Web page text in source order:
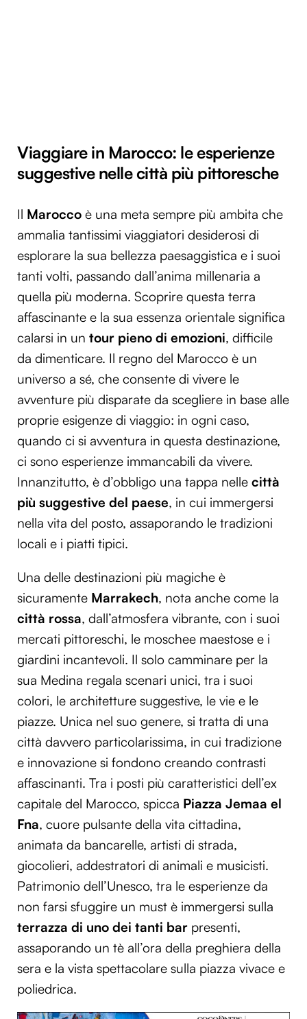
Viaggiare in Marocco: le esperienze
suggestive nelle città più pittoresche
Il Marocco è una meta sempre più ambita che
ammalia tantissimi viaggiatori desiderosi di
esplorare la sua bellezza paesaggistica e i suoi
tanti volti, passando dall’anima millenaria a
quella più moderna. Scoprire questa terra
affascinante e la sua essenza orientale significa
calarsi in un tour pieno di emozioni, difficile
da dimenticare. Il regno del Marocco è un
universo a sé, che consente di vivere le
avventure più disparate da scegliere in base alle
proprie esigenze di viaggio: in ogni caso,
quando ci si avventura in questa destinazione,
ci sono esperienze immancabili da vivere.
Innanzitutto, è d’obbligo una tappa nelle città
più suggestive del paese, in cui immergersi
nella vita del posto, assaporando le tradizioni
locali e i piatti tipici.
Una delle destinazioni più magiche è
sicuramente Marrakech, nota anche come la
città rossa, dall’atmosfera vibrante, con i suoi
mercati pittoreschi, le moschee maestose e i
giardini incantevoli. Il solo camminare per la
sua Medina regala scenari unici, tra i suoi
colori, le architetture suggestive, le vie e le
piazze. Unica nel suo genere, si tratta di una
città davvero particolarissima, in cui tradizione
e innovazione si fondono creando contrasti
affascinanti. Tra i posti più caratteristici dell’ex
capitale del Marocco, spicca Piazza Jemaa el
Fna, cuore pulsante della vita cittadina,
animata da bancarelle, artisti di strada,
giocolieri, addestratori di animali e musicisti.
Patrimonio dell’Unesco, tra le esperienze da
non farsi sfuggire un must è immergersi sulla
terrazza di uno dei tanti bar presenti,
assaporando un tè all’ora della preghiera della
sera e la vista spettacolare sulla piazza vivace e
poliedrica.